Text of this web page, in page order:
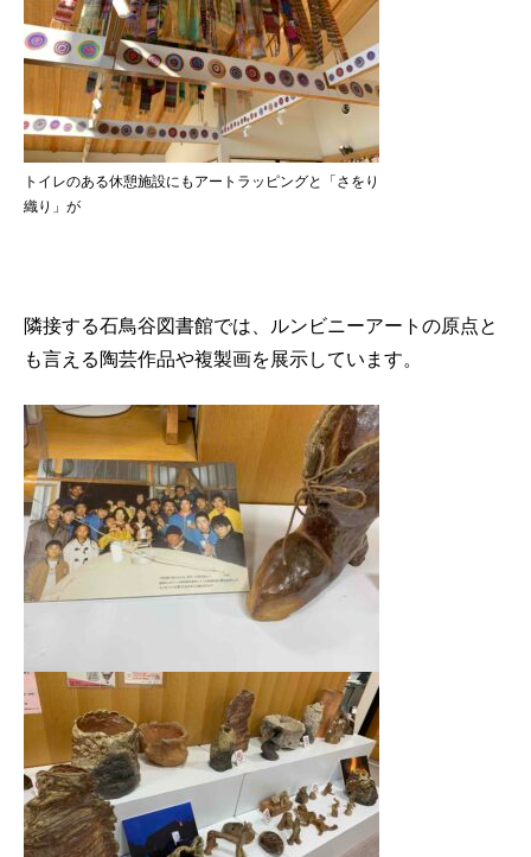
トイレのある休憩施設にもアートラッピングと「さをり
織り」が
隣接する石鳥谷図書館では、ルンビニーアートの原点と
も言える陶芸作品や複製画を展示しています。